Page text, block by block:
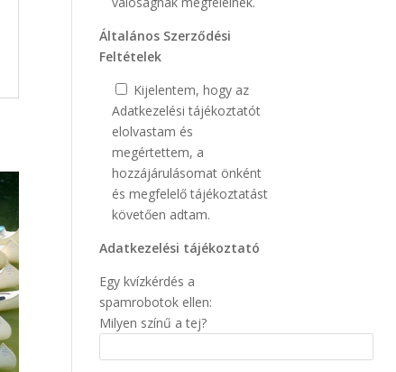
Általános Szerződési
Feltételek
Kijelentem, hogy az
Adatkezelési tájékoztatót
elolvastam és
megértettem, a
hozzájárulásomat önként
és megfelelő tájékoztatást
követően adtam.
Adatkezelési tájékoztató
Egy kvízkérdés a
spamrobotok ellen:
Milyen színű a tej?